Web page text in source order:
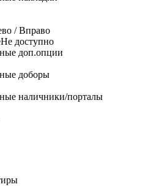
/ Вправо
Не доступно
доп.опции
доборы
наличники/порталы